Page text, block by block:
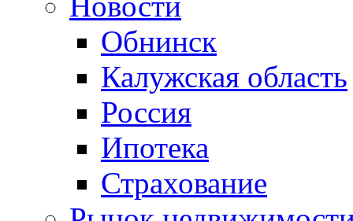
Обнинск
Калужская область
Россия
Ипотека
Страхование